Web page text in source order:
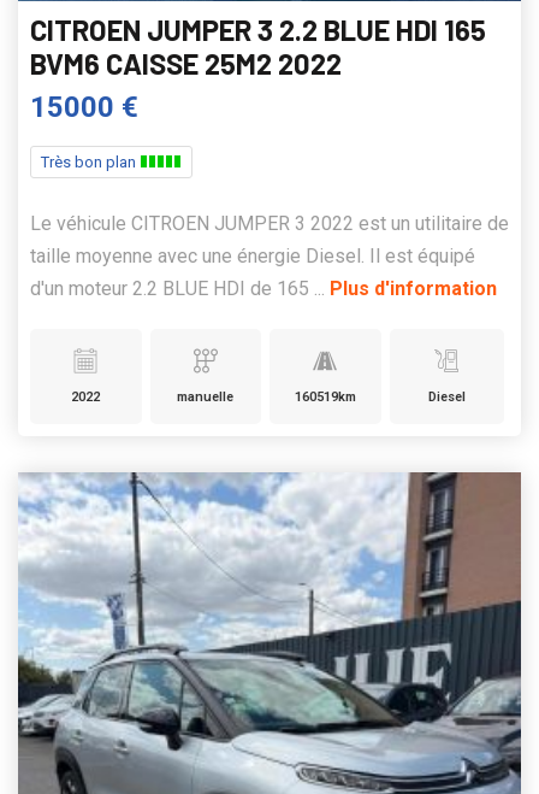
CITROEN JUMPER 3 2.2 BLUE HDI 165
BVM6 CAISSE 25M2 2022
15000 €
Très bon plan
Le véhicule CITROEN JUMPER 3 2022 est un utilitaire de
taille moyenne avec une énergie Diesel. Il est équipé
d'un moteur 2.2 BLUE HDI de 165 ... Plus d'information
2022 manuelle 160519km Diesel